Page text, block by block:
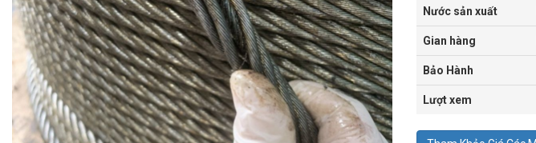
Nước sản xuất
Gian hàng
Bảo Hành
Lượt xem